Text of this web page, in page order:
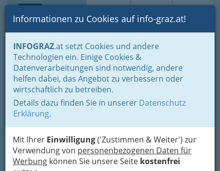
Suche Login Toggle
Informationen zu Cookies auf info-graz.at!
INFOGRAZ.at setzt Cookies und andere
Technologien ein. Einige Cookies &
Datenverarbeitungen sind notwendig, andere
helfen dabei, das Angebot zu verbessern oder
wirtschaftlich zu betreiben.
Details dazu finden Sie in unserer Datenschutz
Erklärung.
Mit Ihrer Einwilligung('Zustimmen & Weiter') zur
Verwendung von personenbezogenen Daten für
Werbung können Sie unsere Seite kostenfrei
Home Branchen
Dr. Reinhild Höfler - Ärztin
für Allgemeinmedizin
Alte Poststraße 139, 8020 Graz
+43 316 583 251
+43 316 5832 5144